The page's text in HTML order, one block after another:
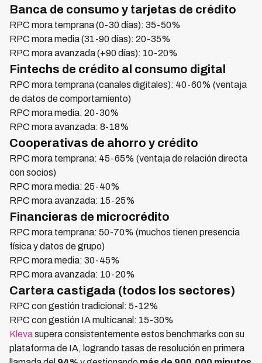
Banca de consumo y tarjetas de crédito
RPC mora temprana (0-30 días): 35-50%
RPC mora media (31-90 días): 20-35%
RPC mora avanzada (+90 días): 10-20%
Fintechs de crédito al consumo digital
RPC mora temprana (canales digitales): 40-60% (ventaja
de datos de comportamiento)
RPC mora media: 20-30%
RPC mora avanzada: 8-18%
Cooperativas de ahorro y crédito
RPC mora temprana: 45-65% (ventaja de relación directa
con socios)
RPC mora media: 25-40%
RPC mora avanzada: 15-25%
Financieras de microcrédito
RPC mora temprana: 50-70% (muchos tienen presencia
física y datos de grupo)
RPC mora media: 30-45%
RPC mora avanzada: 10-20%
Cartera castigada (todos los sectores)
RPC con gestión tradicional: 5-12%
RPC con gestión IA multicanal: 15-30%
Klevasupera consistentemente estos benchmarks con su
plataforma de IA, logrando tasas de resolución en primera